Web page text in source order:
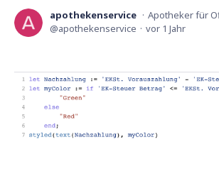
apothekenservice
Apotheker für
apothekenservice
vor 1 Jahr